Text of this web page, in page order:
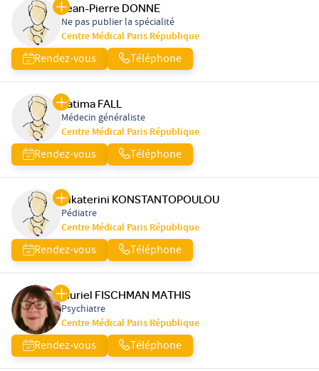
Jean-Pierre DONNE
Ne pas publier la spécialité
Centre Médical Paris République
Rendez-vous Téléphone
Fatima FALL
Médecin généraliste
Centre Médical Paris République
Rendez-vous Téléphone
Aikaterini KONSTANTOPOULOU
Pédiatre
Centre Médical Paris République
Rendez-vous Téléphone
Muriel FISCHMAN MATHIS
Psychiatre
Centre Médical Paris République
Rendez-vous Téléphone